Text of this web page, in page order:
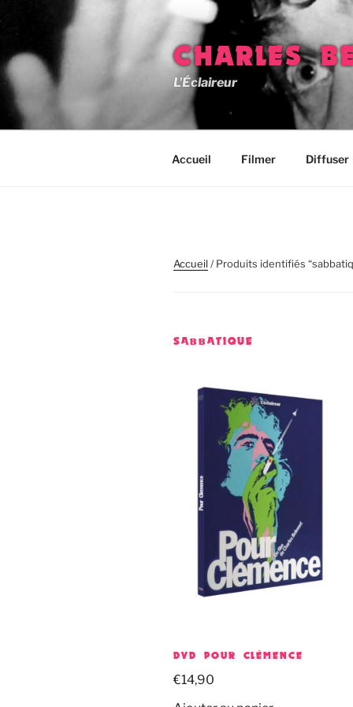
au
principal
CHARLES
L'Éclaireur
Accueil Filmer Diffuser
Accueil/ Produits identifiés
SABBATIQUE
DVD POUR CLÉMENCE
€14,90